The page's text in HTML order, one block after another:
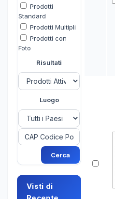
Prodotti
Standard
Prodotti Multipli
Prodotti con
Foto
Risultati
Luogo
Visti di